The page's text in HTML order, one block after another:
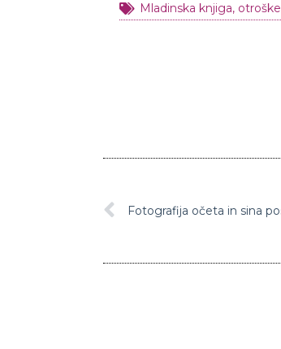
Mladinska knjiga,
Fotografija očeta in sina